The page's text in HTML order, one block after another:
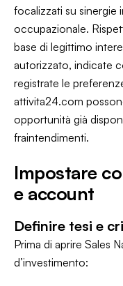
focalizzati su sinergie
occupazionale.
base di legittimo
autorizzato, indicate
registrate le
attivita24.com
opportunità già
fraintendimenti.
Impostare
e account
Definire tesi e
Prima di aprire Sales
d’investimento: